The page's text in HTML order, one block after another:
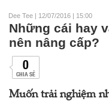
Dee Tee | 12/07/2016 | 15:00
Những cái hay
nên nâng cấp?
0
CHIA SẺ
Muốn trải nghiệm